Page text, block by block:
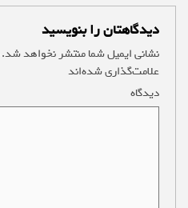
دیدگاهتان را بنویسید
نشانی ایمیل شما منتشر نخواهد شد.
علامت‌گذاری شده‌اند
دیدگاه